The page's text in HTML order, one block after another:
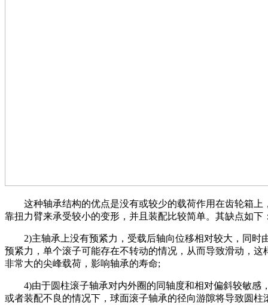
这种轴承结构的优点是没有或较少的载荷作用在齿轮箱上
靠扭力臂来承受较小的变形，并且装配比较简单。其缺点如下
2)主轴承上没有预紧力，受载后轴向位移相对较大，同时
预紧力，单个滚子可能存在不转动的情况，从而导致滑动，这
非常大的尖峰载荷，影响轴承的寿命;
4)由于圆柱滚子轴承对内外圈的同轴度和相对偏斜较敏感
或者装配不良的情况下，球面滚子轴承的径向游隙将导致圆柱